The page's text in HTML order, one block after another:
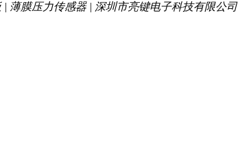
薄膜压力传感器 | 深圳市亮键电子科技有限公司